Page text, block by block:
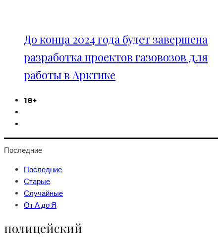
До конца 2024 года будет завершена
разработка проектов газовозов для
работы в Арктике
18+
Последние
Последние
Старые
Случайные
От А до Я
полицейский